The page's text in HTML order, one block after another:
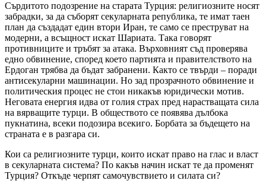
Сърдитото подозрение на старата Турция: религиозните носят
забрадки, за да съборят секуларната република, те имат таен
план да създадат един втори Иран, те само се преструват на
модерни, а всъщност искат Шариата. Така говорят
противниците и тръбят за атака. Върховният съд проверява
едно обвинение, според което партията и правителството на
Ердоган трябва да бъдат забранени. Както се твърди – поради
антисекуларни машинации. Но зад прозрачното обвинение и
политическия процес не стои никакъв юридически мотив.
Неговата енергия идва от голия страх пред нарастващата сила
на вярващите турци. В обществото се появява дълбока
пукнатина, всеки подозира всекиго. Борбата за бъдещето на
страната е в разгара си.
Кои са религиозните турци, които искат право на глас и власт
в секуларната система? По какъв начин искат те да променят
Турция? Откъде черпят самочувствието и силата си?